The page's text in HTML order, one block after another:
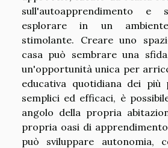
sull'autoapprendimento
esplorare in un
stimolante. Creare uno
casa può sembrare una
un'opportunità unica per
educativa quotidiana dei più
semplici ed efficaci, è
angolo della propria
propria oasi di
può sviluppare autonomia,